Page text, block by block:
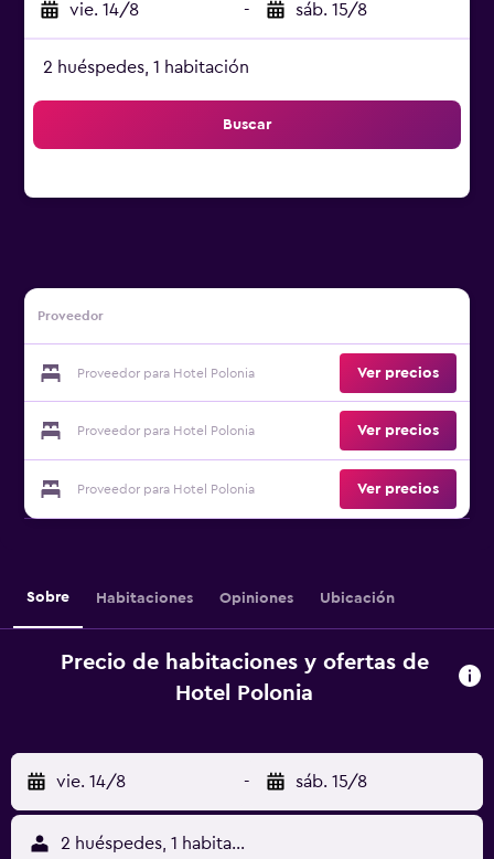
vie. 14/8 - sáb. 15/8
2 huéspedes, 1 habitación
Buscar
Proveedor
Proveedor para Hotel Polonia Ver precios
Proveedor para Hotel Polonia Ver precios
Proveedor para Hotel Polonia Ver precios
Sobre Habitaciones Opiniones Ubicación
Precio de habitaciones y ofertas de
Hotel Polonia
vie. 14/8 - sáb. 15/8
2 huéspedes, 1 habitación